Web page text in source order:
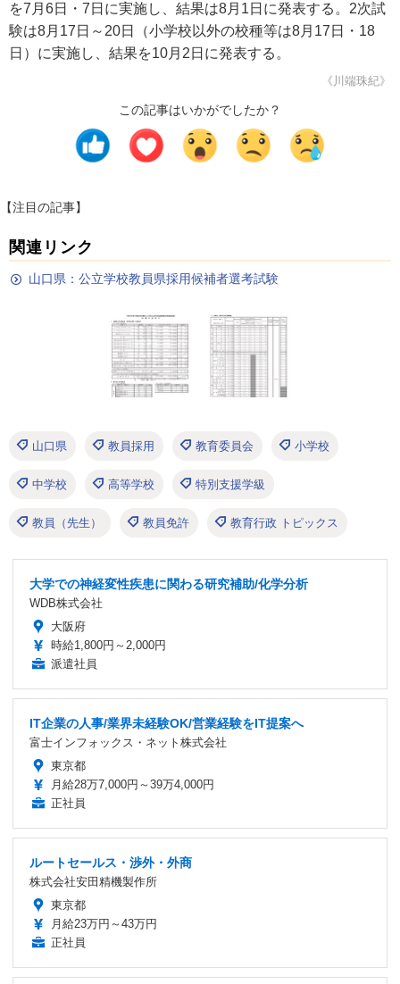
を7月6日・7日に実施し、結果は8月1日に発表する。2次試
験は8月17日～20日（小学校以外の校種等は8月17日・18
日）に実施し、結果を10月2日に発表する。
《川端珠紀》
この記事はいかがでしたか？
【注目の記事】
関連リンク
山口県：公立学校教員県採用候補者選考試験
山口県 教員採用 教育委員会 小学校
中学校 高等学校 特別支援学級
教員（先生） 教員免許 教育行政 トピックス
大学での神経変性疾患に関わる研究補助/化学分析
WDB株式会社
大阪府
時給1,800円～2,000円
派遣社員
IT企業の人事/業界未経験OK/営業経験をIT提案へ
富士インフォックス・ネット株式会社
東京都
月給28万7,000円～39万4,000円
正社員
ルートセールス・渉外・外商
株式会社安田精機製作所
東京都
月給23万円～43万円
正社員